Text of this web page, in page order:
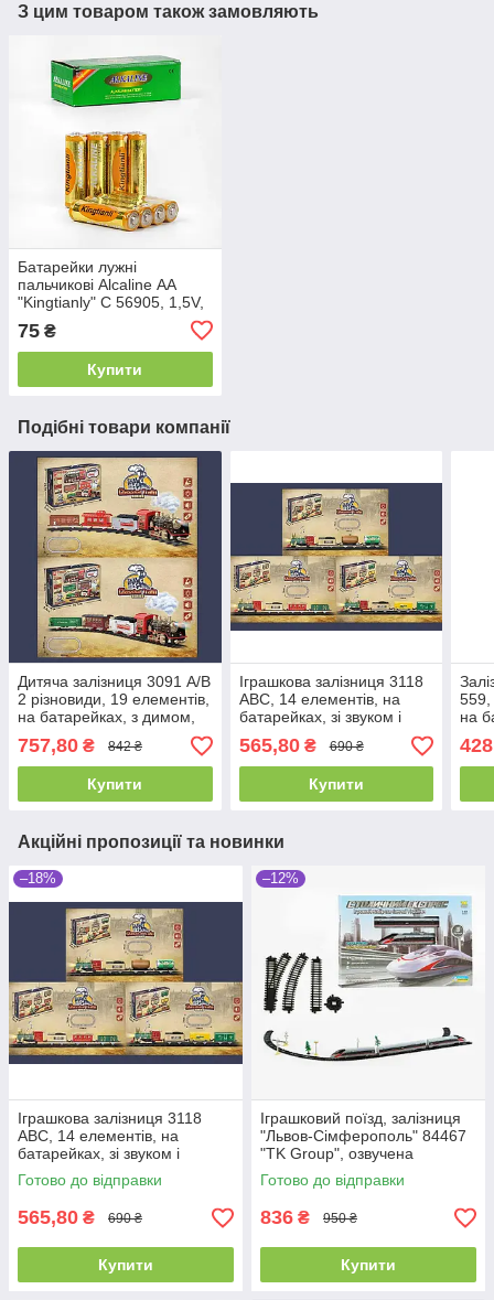
З цим товаром також замовляють
Батарейки лужні
пальчикові Alcaline АА
"Kingtianly" C 56905, 1,5V,
75 ₴
Купити
Подібні товари компанії
Дитяча залізниця 3091 А/В
2 різновиди, 19 елементів,
на батарейках, з димом,
звуками та підсвіткою,
162х84 см
757,80 ₴ 842 ₴
Купити
Іграшкова залізниця 3118
АВС, 14 елементів, на
батарейках, зі звуком і
підсвіткою, 3 вагони
565,80₴ 690 ₴
Купити
559,
на
Акційні пропозиції та новинки
–18%
Іграшкова залізниця 3118
АВС, 14 елементів, на
батарейках, зі звуком і
підсвіткою, 3 вагони
Готово до відправки
565,80 ₴ 690 ₴
Купити
–12%
Іграшковий поїзд, залізниця
"Львов-Сімферополь" 84467
"TK Group", озвучена
українською мовою, підсвітка
Готово до відправки
836 ₴ 950 ₴
Купити